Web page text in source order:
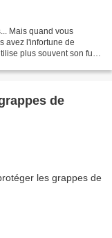
Mais quand vous
avez l'infortune de
plus souvent son fusil
de